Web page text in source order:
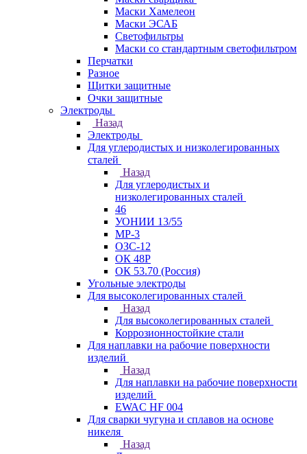
Маски Хамелеон
Маски ЭСАБ
Светофильтры
Маски со стандартным светофильтром
Перчатки
Разное
Щитки защитные
Очки защитные
Электроды
Назад
Электроды
Для углеродистых и низколегированных
сталей
Назад
Для углеродистых и
низколегированных сталей
46
УОНИИ 13/55
МР-3
ОЗС-12
ОК 48Р
ОК 53.70 (Россия)
Угольные электроды
Для высоколегированных сталей
Назад
Для высоколегированных сталей
Коррозионностойкие стали
Для наплавки на рабочие поверхности
изделий
Назад
Для наплавки на рабочие поверхности
изделий
EWAC HF 004
Для сварки чугуна и сплавов на основе
никеля
Назад